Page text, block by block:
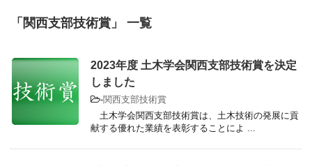
「関西支部技術賞」 一覧
2023年度 土木学会関西支部技術賞を決定
しました
-関西支部技術賞
土木学会関西支部技術賞は、土木技術の発展に貢
献する優れた業績を表彰することによ ...